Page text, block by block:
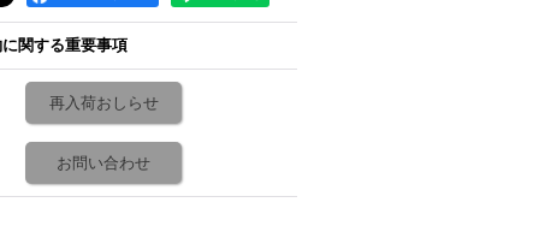
関する重要事項
再入荷おしらせ
お問い合わせ